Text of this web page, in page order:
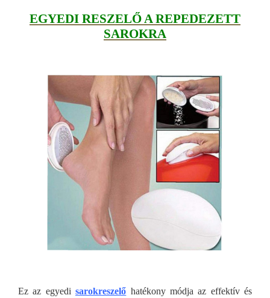
EGYEDI RESZELŐ A REPEDEZETT
SAROKRA
Ez az egyedisarokreszelő hatékony módja az effektív és